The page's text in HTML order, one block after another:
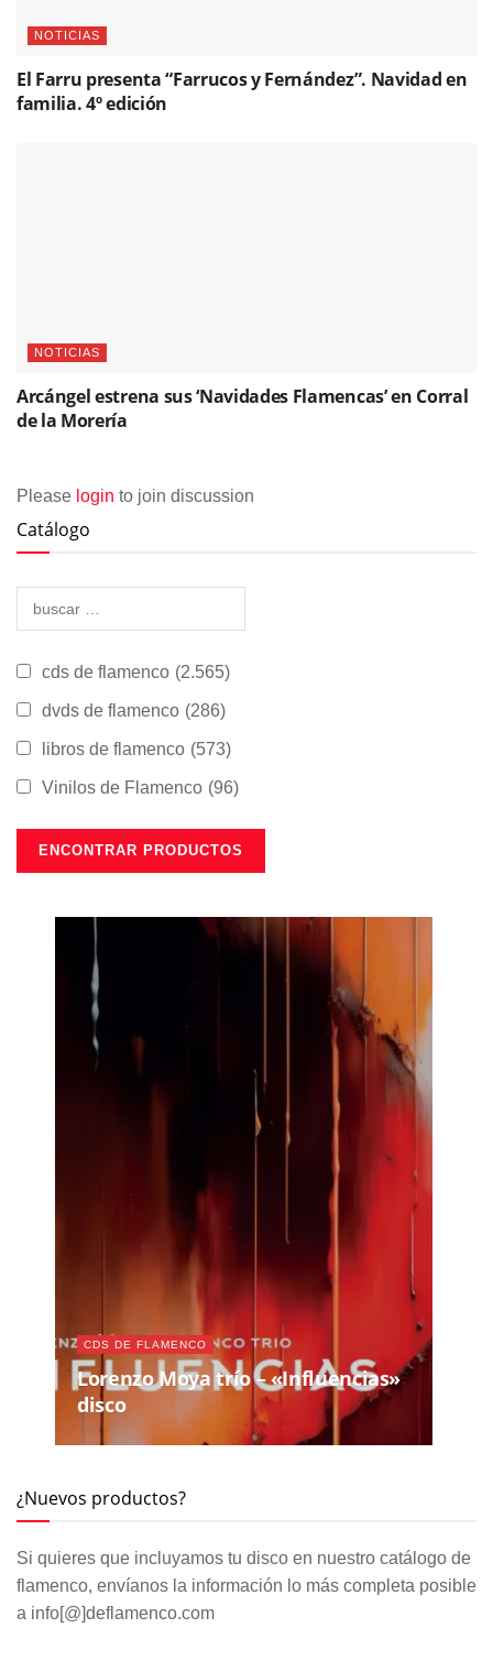
NOTICIAS
El Farru presenta “Farrucos y Fernández”. Navidad en
familia. 4º edición
NOTICIAS
Arcángel estrena sus ‘Navidades Flamencas’ en Corral
de la Morería
Please login to join discussion
Catálogo
cds de flamenco (2.565)
dvds de flamenco (286)
libros de flamenco (573)
Vinilos de Flamenco (96)
CDS DE FLAMENCO
Lorenzo Moya trío – «Influencias»
disco
¿Nuevos productos?
Si quieres que incluyamos tu disco en nuestro catálogo de
flamenco, envíanos la información lo más completa posible
a info[@]deflamenco.com